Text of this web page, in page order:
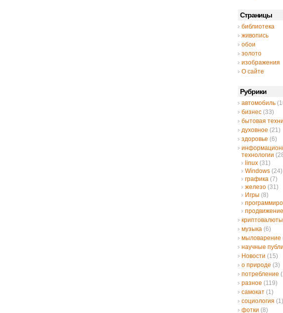
Страницы
библиотека
живопись
обои
золото
изображения
О сайте
Рубрики
автомобиль
бизнес (33)
бытовая
духовное (21)
здоровье (6)
технологии
linux (31)
Windows (24)
графика (7)
железо (31)
Игры (8)
криптовалюты
музыка (6)
мыловарение
научные
Новости (15)
о природе (3)
потребление
разное (119)
самокат (1)
социология (1)
фотки (8)